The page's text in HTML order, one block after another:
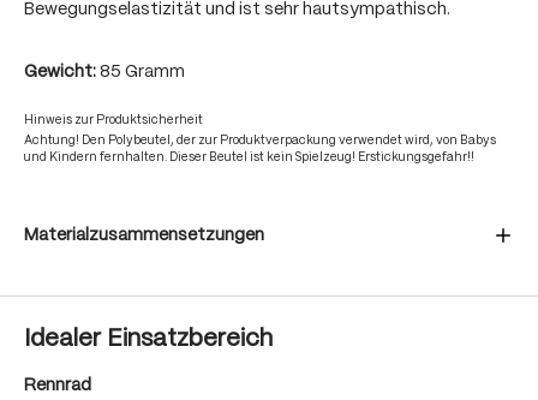
Bewegungselastizität und ist sehr hautsympathisch.
Gewicht: 85 Gramm
Hinweis zur Produktsicherheit
Achtung! Den Polybeutel, der zur Produktverpackung verwendet wird, von Babys
und Kindern fernhalten. Dieser Beutel ist kein Spielzeug! Erstickungsgefahr!!
Materialzusammensetzungen
Idealer Einsatzbereich
Rennrad